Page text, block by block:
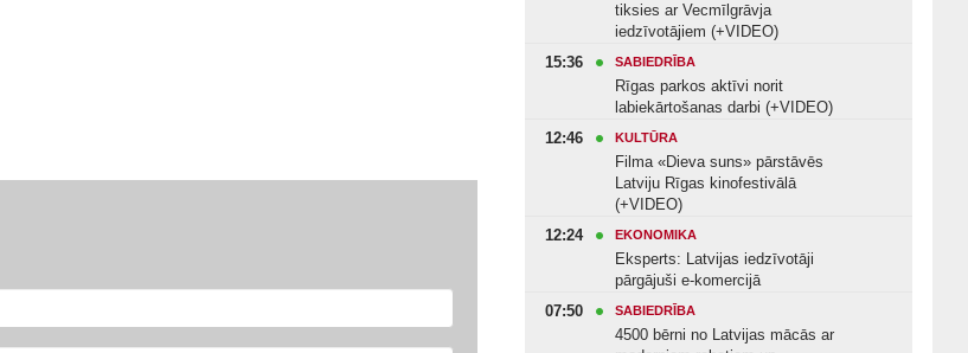
tiksies ar Vecmīlgrāvja
iedzīvotājiem (+VIDEO)
15:36
SABIEDRĪBA
Rīgas parkos aktīvi norit
labiekārtošanas darbi (+VIDEO)
12:46
KULTŪRA
Filma «Dieva suns» pārstāvēs
Latviju Rīgas kinofestivālā
(+VIDEO)
12:24
EKONOMIKA
Eksperts: Latvijas iedzīvotāji
pārgājuši e-komercijā
07:50
SABIEDRĪBA
4500 bērni no Latvijas mācās ar